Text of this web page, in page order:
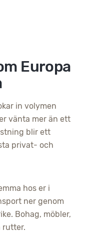
Europa
in volymen
vänta mer än ett
blir ett
privat- och
hos er i
ner genom
Bohag, möbler,
rutter.